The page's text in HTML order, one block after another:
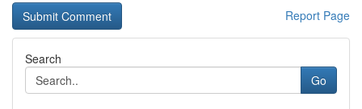
Report Page
Search
Go